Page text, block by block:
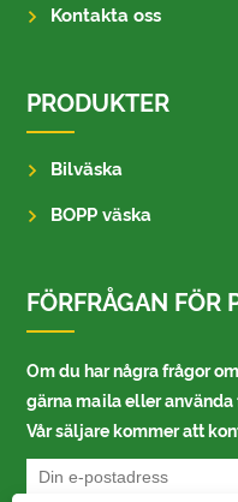
Kontakta oss
PRODUKTER
Bilväska
BOPP väska
FÖRFRÅGAN FÖR
Om du har några frågor
gärna maila eller
Vår säljare kommer att